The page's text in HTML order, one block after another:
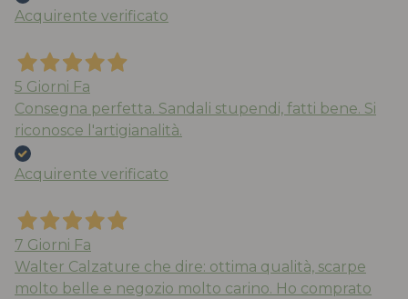
Acquirente verificato
5 Giorni Fa
Consegna perfetta. Sandali stupendi, fatti bene. Si
riconosce l'artigianalità.
Acquirente verificato
7 Giorni Fa
Walter Calzature che dire: ottima qualità, scarpe
molto belle e negozio molto carino. Ho comprato